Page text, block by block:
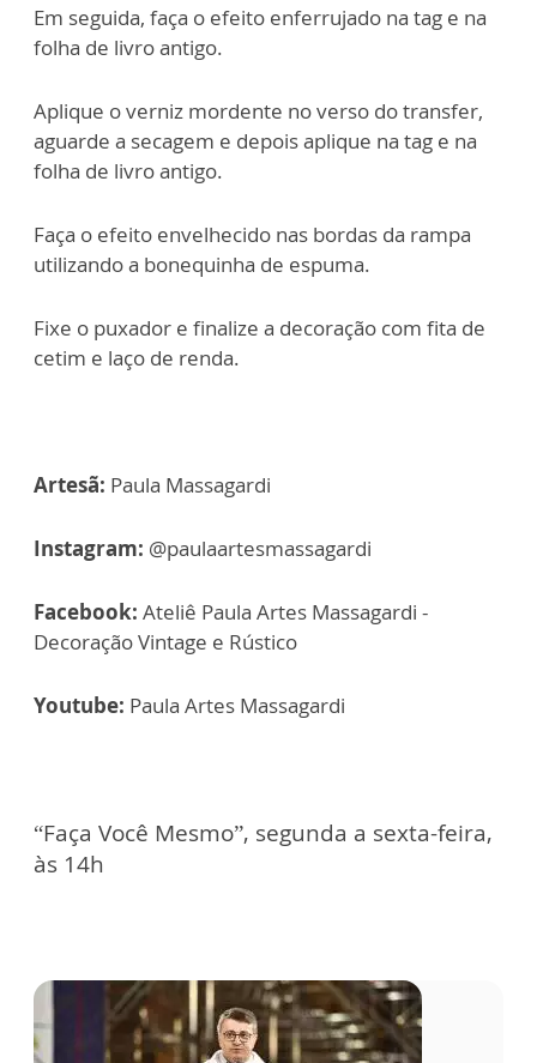
Em seguida, faça o efeito enferrujado na tag e na
folha de livro antigo.
Aplique o verniz mordente no verso do transfer,
aguarde a secagem e depois aplique na tag e na
folha de livro antigo.
Faça o efeito envelhecido nas bordas da rampa
utilizando a bonequinha de espuma.
Fixe o puxador e finalize a decoração com fita de
cetim e laço de renda.
Artesã: Paula Massagardi
Instagram: @paulaartesmassagardi
Facebook: Ateliê Paula Artes Massagardi -
Decoração Vintage e Rústico
Youtube: Paula Artes Massagardi
“Faça Você Mesmo”, segunda a sexta-feira,
às 14h